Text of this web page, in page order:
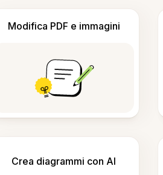
Modifica PDF e immagini
Crea diagrammi con AI